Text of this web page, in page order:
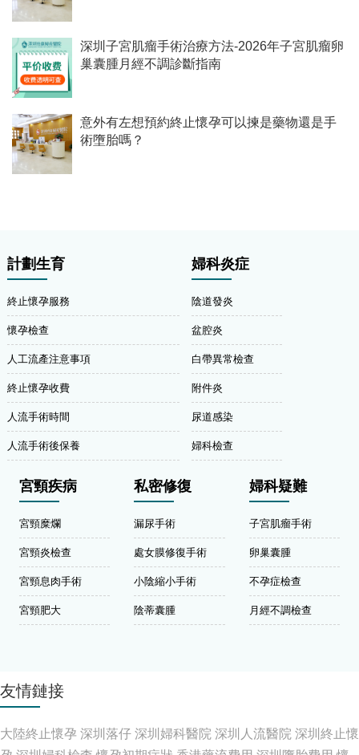
深圳子宮肌瘤手術治療方法-2026年子宮肌瘤卵
巢囊腫月經不調診斷指南
意外有左想預約終止懷孕可以揀是藥物還是手
術墮胎嗎？
計劃生育
終止懷孕服務
懷孕檢查
人工流產注意事項
終止懷孕收費
人流手術時間
人流手術後保養
婦科炎症
陰道發炎
盆腔炎
白帶異常檢查
附件炎
尿道感染
婦科檢查
宮頸疾病
宮頸糜爛
宮頸炎檢查
宮頸息肉手術
宮頸肥大
私密修復
漏尿手術
處女膜修復手術
小陰縮小手術
陰蒂囊腫
婦科疑難
子宮肌瘤手術
卵巢囊腫
不孕症檢查
月經不調檢查
友情鏈接
大陸終止懷孕 深圳落仔深圳婦科醫院深圳人流醫院深圳終止懷